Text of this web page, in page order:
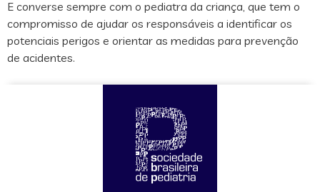
E converse sempre com o pediatra da criança, que tem o
compromisso de ajudar os responsáveis a identificar os
potenciais perigos e orientar as medidas para prevenção
de acidentes.